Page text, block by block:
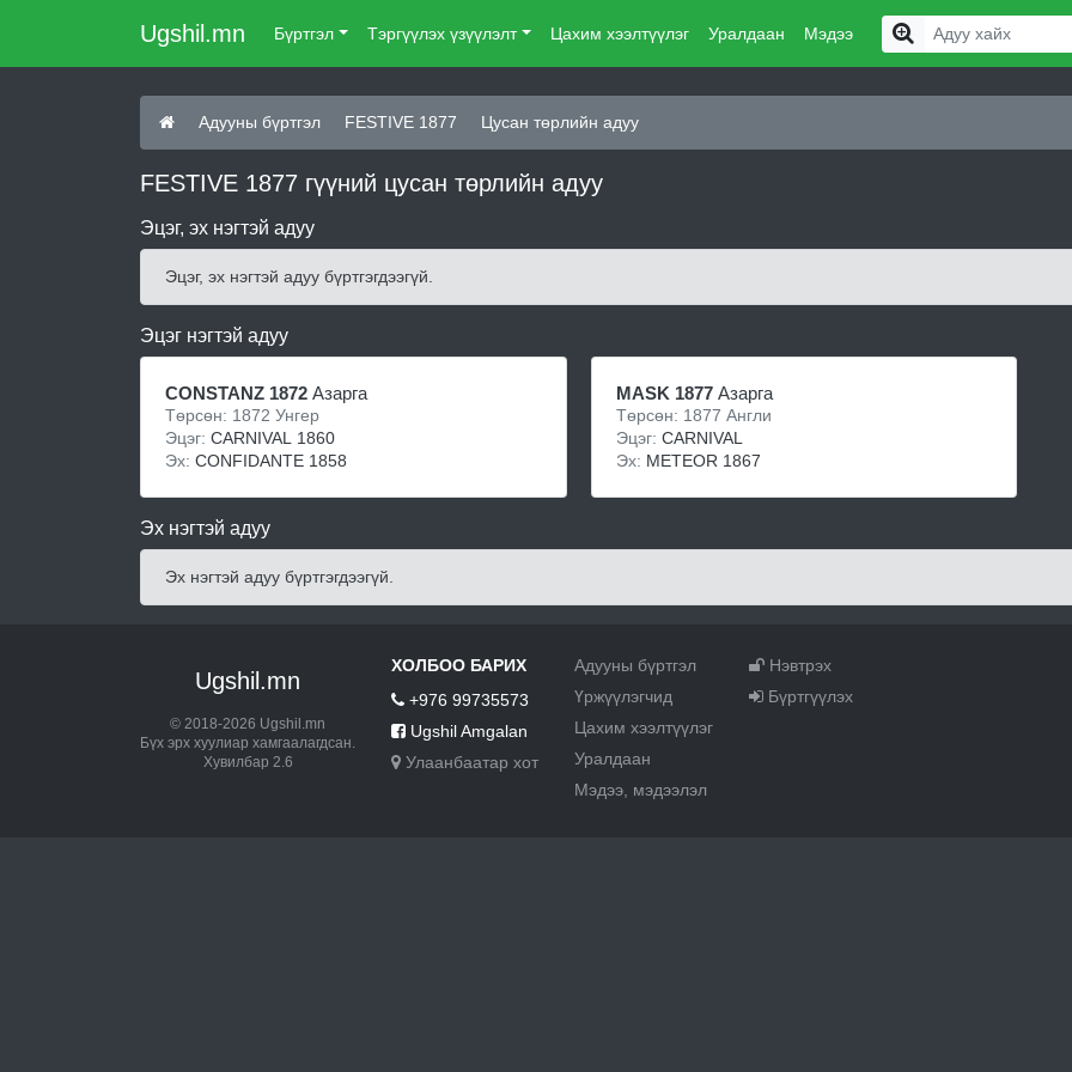
Ugshil.mn Бүртгэл Тэргүүлэх үзүүлэлт Цахим хээлтүүлэг Уралдаан Мэдээ
Адууны бүртгэл FESTIVE 1877 Цусан төрлийн адуу
FESTIVE 1877 гүүний цусан төрлийн адуу
Эцэг, эх нэгтэй адуу
Эцэг, эх нэгтэй адуу бүртгэгдээгүй.
Эцэг нэгтэй адуу
CONSTANZ 1872 Азарга
Төрсөн: 1872 Унгер
Эцэг: CARNIVAL 1860
Эх: CONFIDANTE 1858
MASK 1877Азарга
Төрсөн: 1877 Англи
Эцэг: CARNIVAL
Эх: METEOR 1867
Эх нэгтэй адуу
Эх нэгтэй адуу бүртгэгдээгүй.
Ugshil.mn
© 2018-2026 Ugshil.mn
Бүх эрх хуулиар хамгаалагдсан.
Хувилбар 2.6
ХОЛБОО БАРИХ
+976 99735573
Ugshil Amgalan
Улаанбаатар хот
Адууны бүртгэл
Үржүүлэгчид
Цахим хээлтүүлэг
Уралдаан
Мэдээ, мэдээлэл
Нэвтрэх
Бүртгүүлэх